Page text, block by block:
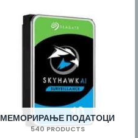
МЕМОРИРАЊЕ ПОДАТОЦИ
540 PRODUCTS